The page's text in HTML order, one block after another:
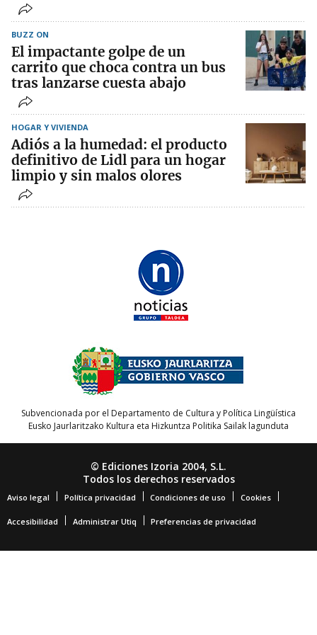
BUZZ ON
El impactante golpe de un
carrito que choca contra un bus
tras lanzarse cuesta abajo
HOGAR Y VIVIENDA
Adiós a la humedad: el producto
definitivo de Lidl para un hogar
limpio y sin malos olores
Subvencionada por el Departamento de Cultura y Política Lingüística
Eusko Jaurlaritzako Kultura eta Hizkuntza Politika Sailak lagunduta
© Ediciones Izoria 2004, S.L.
Todos los derechos reservados
Aviso legal Política privacidad Condiciones de uso Cookies
Accesibilidad Administrar Utiq Preferencias de privacidad